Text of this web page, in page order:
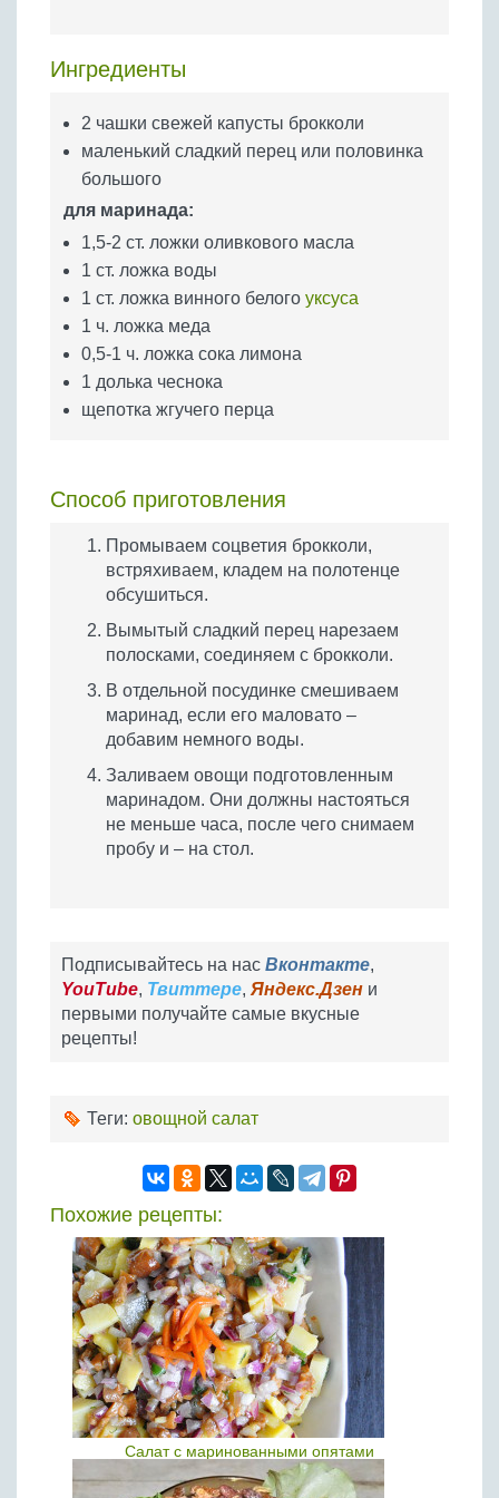
Крупы
Ингредиенты
2 чашки свежей капусты брокколи
маленький сладкий перец или половинка
большого
для маринада:
1,5-2 ст. ложки оливкового масла
1 ст. ложка воды
1 ст. ложка винного белого уксуса
1 ч. ложка меда
0,5-1 ч. ложка сока лимона
1 долька чеснока
щепотка жгучего перца
Способ приготовления
Промываем соцветия брокколи,
встряхиваем, кладем на полотенце
обсушиться.
Вымытый сладкий перец нарезаем
полосками, соединяем с брокколи.
В отдельной посудинке смешиваем
маринад, если его маловато –
добавим немного воды.
Заливаем овощи подготовленным
маринадом. Они должны настояться
не меньше часа, после чего снимаем
пробу и – на стол.
Подписывайтесь на нас Вконтакте,
YouTube, Твиттере, Яндекс.Дзен и
первыми получайте самые вкусные
рецепты!
Теги: овощной салат
Похожие рецепты:
Салат с маринованными опятами